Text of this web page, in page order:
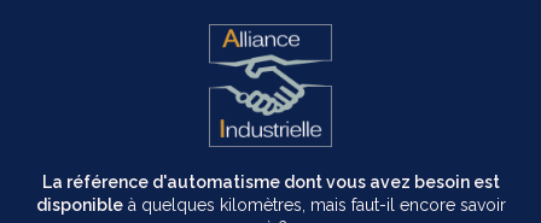
La référence d'automatisme dont vous avez besoin est
disponibleà quelques kilomètres, mais faut-il encore savoir